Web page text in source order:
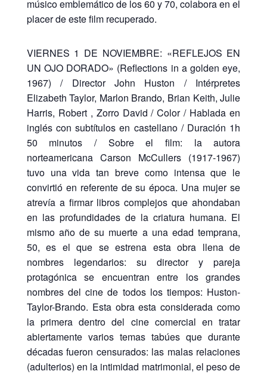
músico emblemático de los 60 y 70, colabora en el
placer de este film recuperado.
VIERNES 1 DE NOVIEMBRE: «REFLEJOS EN
UN OJO DORADO» (Reflections in a golden eye,
1967) / Director John Huston / Intérpretes
Elizabeth Taylor, Marlon Brando, Brian Keith, Julie
Harris, Robert , Zorro David / Color / Hablada en
inglés con subtítulos en castellano / Duración 1h
50 minutos / Sobre el film: la autora
norteamericana Carson McCullers (1917-1967)
tuvo una vida tan breve como intensa que le
convirtió en referente de su época. Una mujer se
atrevía a firmar libros complejos que ahondaban
en las profundidades de la criatura humana. El
mismo año de su muerte a una edad temprana,
50, es el que se estrena esta obra llena de
nombres legendarios: su director y pareja
protagónica se encuentran entre los grandes
nombres del cine de todos los tiempos: Huston-
Taylor-Brando. Esta obra esta considerada como
la primera dentro del cine comercial en tratar
abiertamente varios temas tabúes que durante
décadas fueron censurados: las malas relaciones
(adulterios) en la intimidad matrimonial, el peso de